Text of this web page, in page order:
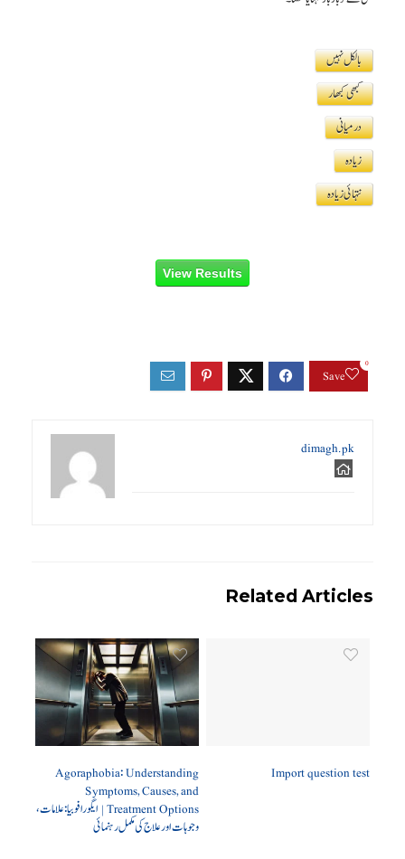
بالکل نہیں
کبھی کبھار
درمیانی
زیادہ
نتہائی زیادہ
Save
0
dimagh.pk
Related Articles
Import question test
Agoraphobia: Understanding
Symptoms, Causes, and
Treatment Options | ایگورافوبیا: علامات،
وجوہات اور علاج کی مکمل رہنمائی